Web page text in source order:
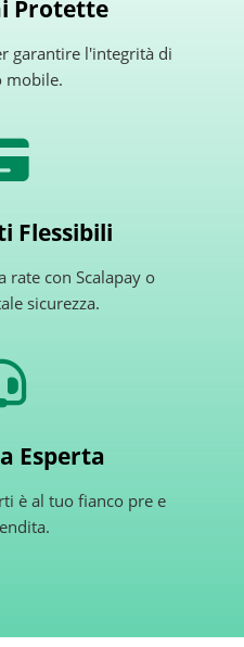
Protette
garantire l'integrità di
mobile.
Flessibili
rate con Scalapay o
sicurezza.
Esperta
è al tuo fianco pre e